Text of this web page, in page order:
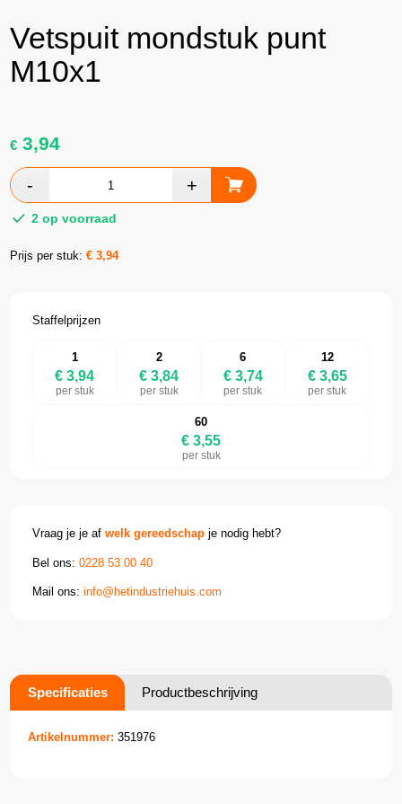
Vetspuit mondstuk punt
M10x1
€ 3,94
2 op voorraad
Prijs per stuk:€3,94
Staffelprijzen
1
€ 3,94
per stuk
2
€ 3,84
per stuk
6
€ 3,74
per stuk
12
€ 3,65
per stuk
60
€ 3,55
per stuk
Vraag je je afwelk gereedschap je nodig hebt?
Bel ons:0228 53 00 40
Mail ons:info@hetindustriehuis.com
Specificaties Productbeschrijving
Artikelnummer: 351976